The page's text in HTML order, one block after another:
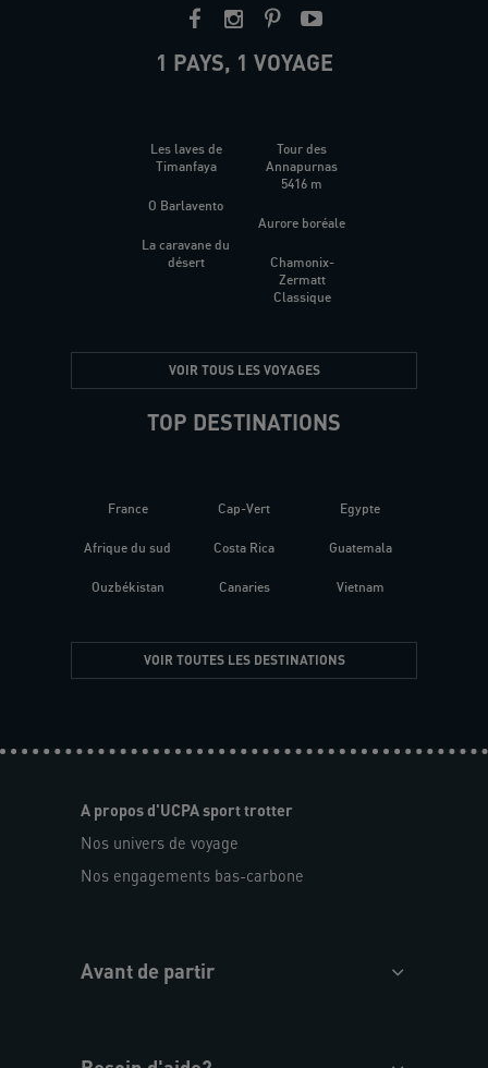
1 PAYS, 1 VOYAGE
Les laves de
Timanfaya
O Barlavento
La caravane du
désert
Tour des
Annapurnas
5416 m
Aurore boréale
Chamonix-
Zermatt
Classique
VOIR TOUS LES VOYAGES
TOP DESTINATIONS
France
Afrique du sud
Ouzbékistan
Cap-Vert
Costa Rica
Canaries
Egypte
Guatemala
Vietnam
VOIR TOUTES LES DESTINATIONS
A propos d'UCPA sport trotter
Nos univers de voyage
Nos engagements bas-carbone
Avant de partir